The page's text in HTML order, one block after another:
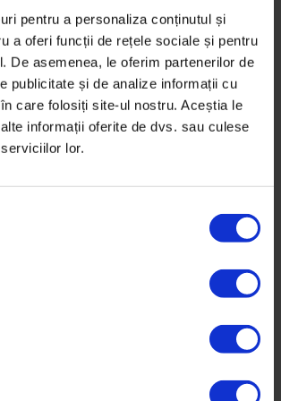
pentru a personaliza conținutul și
a oferi funcții de rețele sociale și pentru
De asemenea, le oferim partenerilor de
publicitate și de analize informații cu
care folosiți site-ul nostru. Aceștia le
informații oferite de dvs. sau culese
lor.
din articolele dvs deja au facut
si cu barbati la o varsta
Nu pot decat sa ma intreb
au fost abuzati sau influentati.
ar fi trebuit sa lase sexul
bac. Liceul trebuia sa fie pentru